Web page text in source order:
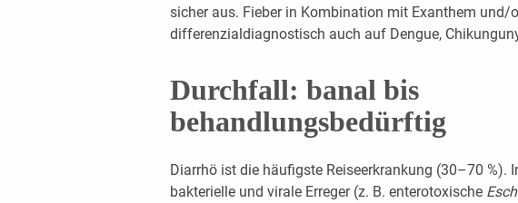
sicher aus. Fieber in Kombination mit Exanthem und/
differenzialdiagnostisch auch auf Dengue,
Durchfall: banal bis
behandlungsbedürftig
Diarrhö ist die häufigste Reiseerkrankung (30–70 %).
bakterielle und virale Erreger (z. B. enterotoxische